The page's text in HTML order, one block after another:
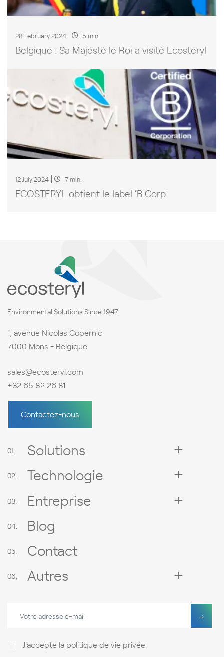
28 February 2024 5 min.
Belgique : Sa Majesté le Roi a visité Ecosteryl
12 July 2024 7 min.
ECOSTERYL obtient le label ‘B Corp’
Environmental Solutions Since 1947
1, avenue Nicolas Copernic
7000 Mons - Belgique
sales@ecosteryl.com
+32 65 82 26 81
Contactez-nous
Solutions
Technologie
Entreprise
Blog
Contact
Autres
J'accepte la politique de vie privée